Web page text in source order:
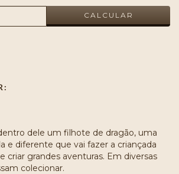
CALCULAR
dele um filhote de dragão, uma
e diferente que vai fazer a criançada
criar grandes aventuras. Em diversas
colecionar.